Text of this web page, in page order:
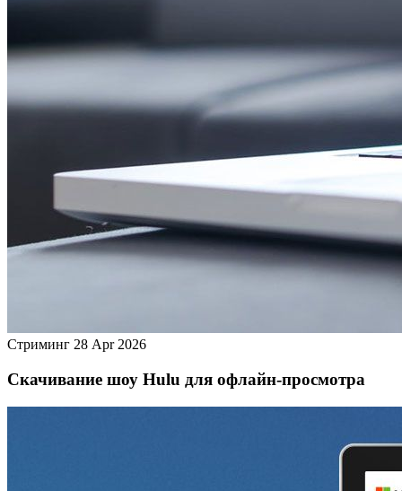
Стриминг 28 Apr 2026
Скачивание шоу Hulu для офлайн‑просмотра